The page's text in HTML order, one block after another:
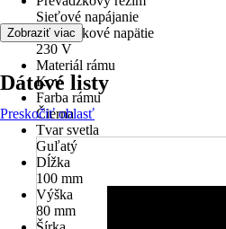
Sieťové napájanie
Prevádzkové napätie
230 V
Materiál rámu
Kov
Farba rámu
Čierna
Tvar svetla
Guľatý
Dĺžka
100 mm
Výška
80 mm
Zobraziť viac
Dátové listy
Preskočiť oblasť